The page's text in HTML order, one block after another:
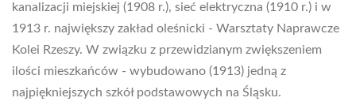
kanalizacji miejskiej (1908 r.), sieć elektryczna (1910 r.) i w
1913 r. największy zakład oleśnicki - Warsztaty Naprawcze
Kolei Rzeszy. W związku z przewidzianym zwiększeniem
ilości mieszkańców - wybudowano (1913) jedną z
najpiękniejszych szkół podstawowych na Śląsku.